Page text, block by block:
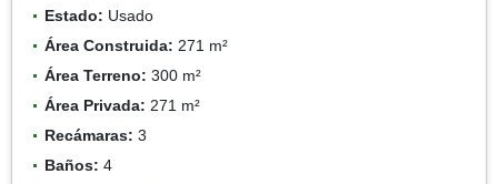
Estado: Usado
Área Construida: 271 m²
Área Terreno: 300 m²
Área Privada: 271 m²
Recámaras: 3
Baños: 4